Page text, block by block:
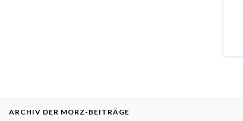
ARCHIV DER MORZ-BEITRÄGE